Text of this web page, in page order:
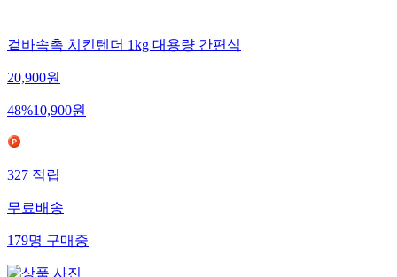
겉바속촉 치킨텐더 1kg 대용량 간편식
20,900원
48%10,900원
327 적립
무료배송
179명 구매중